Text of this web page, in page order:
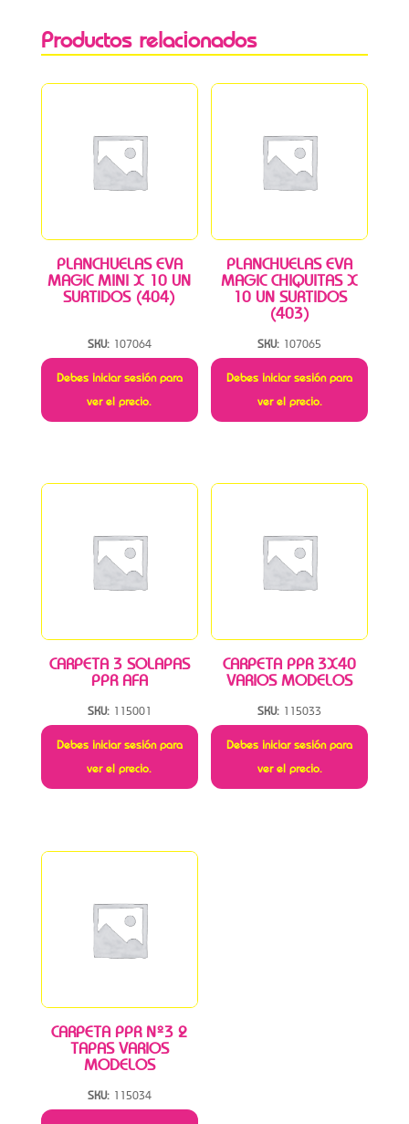
Productos relacionados
PLANCHUELAS EVA
MAGIC MINI X 10 UN
SURTIDOS (404)
SKU: 107064
Debes iniciar sesión para
ver el precio.
PLANCHUELAS EVA
MAGIC CHIQUITAS X
10 UN SURTIDOS
(403)
SKU: 107065
Debes iniciar sesión para
ver el precio.
CARPETA 3 SOLAPAS
PPR AFA
SKU: 115001
Debes iniciar sesión para
ver el precio.
CARPETA PPR 3X40
VARIOS MODELOS
SKU: 115033
Debes iniciar sesión para
ver el precio.
CARPETA PPR Nº3 2
TAPAS VARIOS
MODELOS
SKU: 115034